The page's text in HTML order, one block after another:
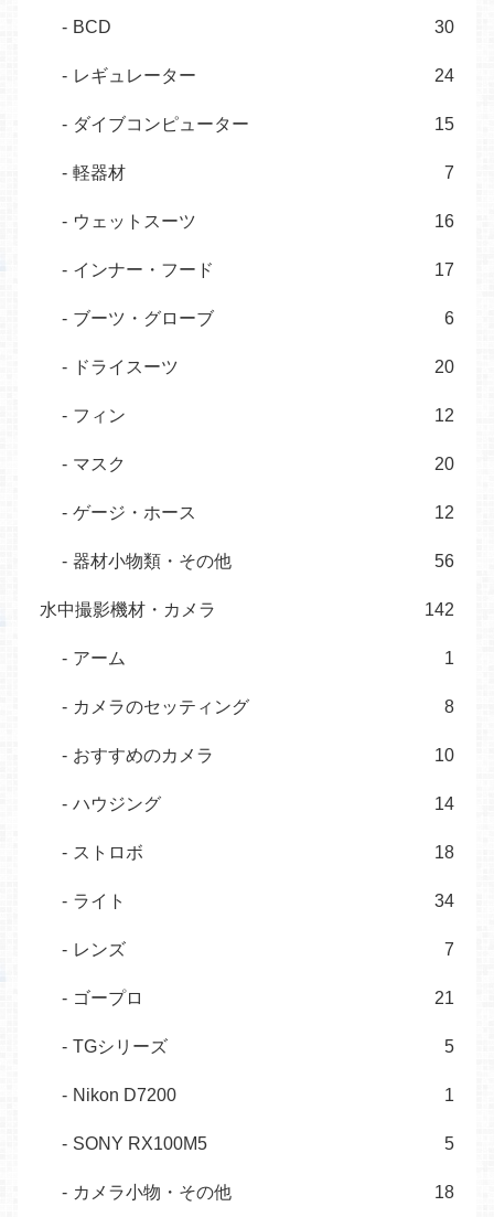
BCD 30
レギュレーター 24
ダイブコンピューター 15
軽器材 7
ウェットスーツ 16
インナー・フード 17
ブーツ・グローブ 6
ドライスーツ 20
フィン 12
マスク 20
ゲージ・ホース 12
器材小物類・その他 56
水中撮影機材・カメラ 142
アーム 1
カメラのセッティング 8
おすすめのカメラ 10
ハウジング 14
ストロボ 18
ライト 34
レンズ 7
ゴープロ 21
TGシリーズ 5
Nikon D7200 1
SONY RX100M5 5
カメラ小物・その他 18